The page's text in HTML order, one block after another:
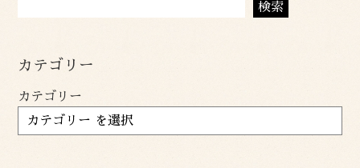
検索
カテゴリー
カテゴリー